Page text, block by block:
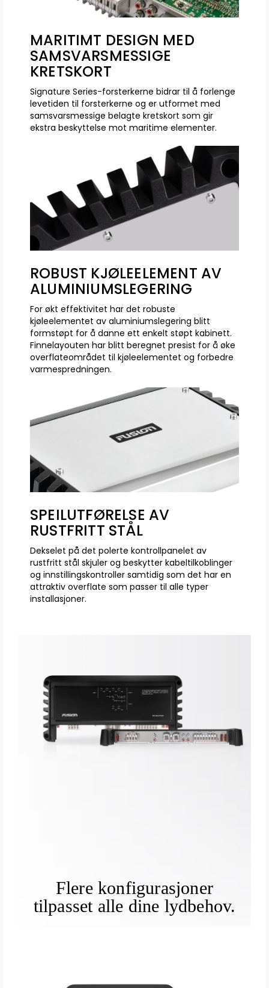
MARITIMT DESIGN MED
SAMSVARSMESSIGE
KRETSKORT
Signature Series-forsterkerne bidrar til å forlenge
levetiden til forsterkerne og er utformet med
samsvarsmessige belagte kretskort som gir
ekstra beskyttelse mot maritime elementer.
ROBUST KJØLEELEMENT AV
ALUMINIUMSLEGERING
For økt effektivitet har det robuste
kjøleelementet av aluminiumslegering blitt
formstøpt for å danne ett enkelt støpt kabinett.
Finnelayouten har blitt beregnet presist for å øke
overflateområdet til kjøleelementet og forbedre
varmespredningen.
SPEILUTFØRELSE AV
RUSTFRITT STÅL
Dekselet på det polerte kontrollpanelet av
rustfritt stål skjuler og beskytter kabeltilkoblinger
og innstillingskontroller samtidig som det har en
attraktiv overflate som passer til alle typer
installasjoner.
Flere konfigurasjoner
tilpasset alle dine lydbehov.